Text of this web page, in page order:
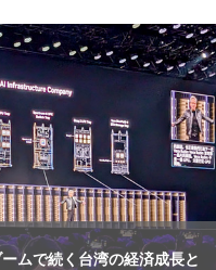
ムで続く台湾の経済成長と